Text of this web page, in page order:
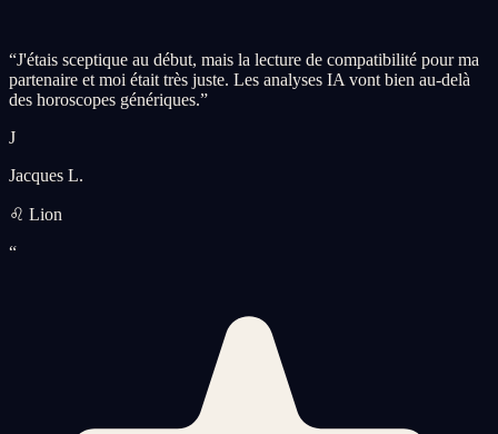
“J'étais sceptique au début, mais la lecture de compatibilité pour ma
partenaire et moi était très juste. Les analyses IA vont bien au-delà
des horoscopes génériques.”
J
Jacques L.
♌ Lion
“